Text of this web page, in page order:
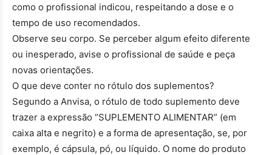
como o profissional indicou, respeitando a dose e o
tempo de uso recomendados.
Observe seu corpo. Se perceber algum efeito diferente
ou inesperado, avise o profissional de saúde e peça
novas orientações.
O que deve conter no rótulo dos suplementos?
Segundo a Anvisa, o rótulo de todo suplemento deve
trazer a expressão “SUPLEMENTO ALIMENTAR” (em
caixa alta e negrito) e a forma de apresentação, se, por
exemplo, é cápsula, pó, ou líquido. O nome do produto